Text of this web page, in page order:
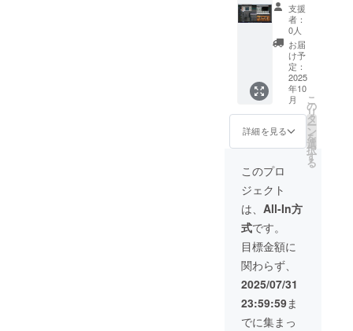
支援
者：
0人
お届
け予
定：
2025
年10
月
詳細を見る
こ
の
リ
タ
ー
ン
を
選
択
す
る
このプロ
ジェクト
は、 All-In方
式です。
目標金額に
関わらず、
2025/07/31
23:59:59ま
でに集まっ